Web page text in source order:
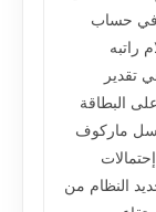
في حساب
راتبه
تقدير
البطاقة
ماركوف
النظام من